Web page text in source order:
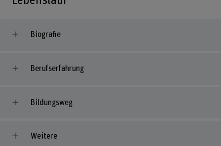
Biografie
Berufserfahrung
Bildungsweg
Weitere